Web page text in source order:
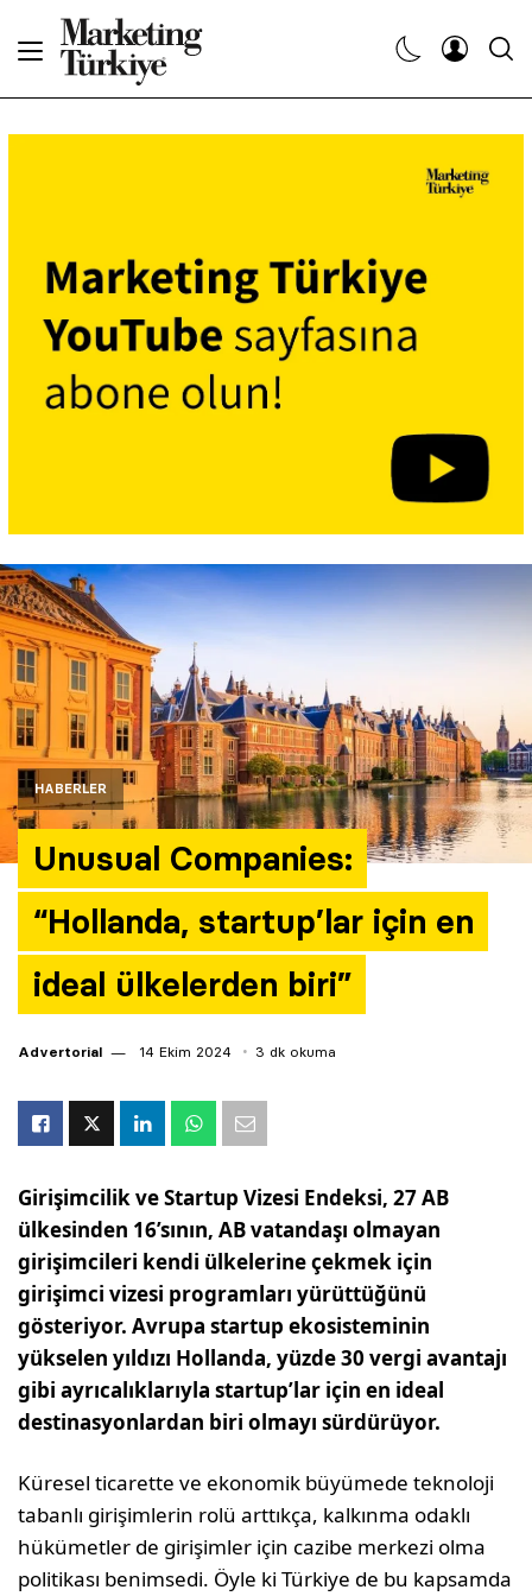
HABERLER
Unusual Companies:
“Hollanda, startup’lar için en
ideal ülkelerden biri”
Advertorial 14 Ekim 2024 3 dk okuma
Girişimcilik ve Startup Vizesi Endeksi, 27 AB
ülkesinden 16’sının, AB vatandaşı olmayan
girişimcileri kendi ülkelerine çekmek için
girişimci vizesi programları yürüttüğünü
gösteriyor. Avrupa startup ekosisteminin
yükselen yıldızı Hollanda, yüzde 30 vergi avantajı
gibi ayrıcalıklarıyla startup’lar için en ideal
destinasyonlardan biri olmayı sürdürüyor.
Küresel ticarette ve ekonomik büyümede teknoloji
tabanlı girişimlerin rolü arttıkça, kalkınma odaklı
hükümetler de girişimler için cazibe merkezi olma
politikası benimsedi. Öyle ki Türkiye de bu kapsamda
Dergiler
Etkinlikler
Araştırma